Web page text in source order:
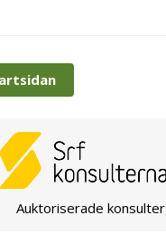
Auktoriserade konsulter